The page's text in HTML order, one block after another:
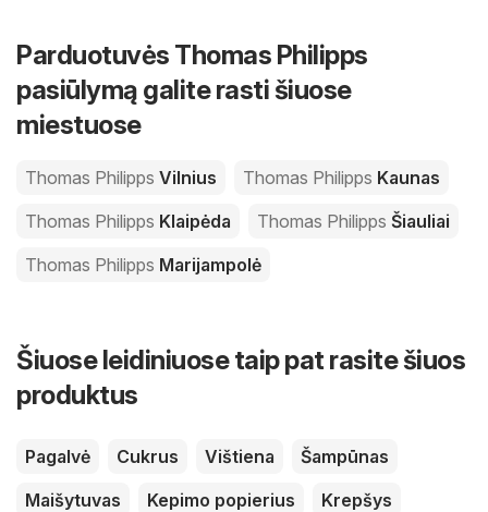
Parduotuvės Thomas Philipps
pasiūlymą galite rasti šiuose
miestuose
Thomas Philipps Vilnius Thomas Philipps Kaunas
Thomas Philipps Klaipėda Thomas Philipps Šiauliai
Thomas Philipps Marijampolė
Šiuose leidiniuose taip pat rasite šiuos
produktus
Pagalvė Cukrus Vištiena
Šampūnas
Maišytuvas
Kepimo popierius Krepšys